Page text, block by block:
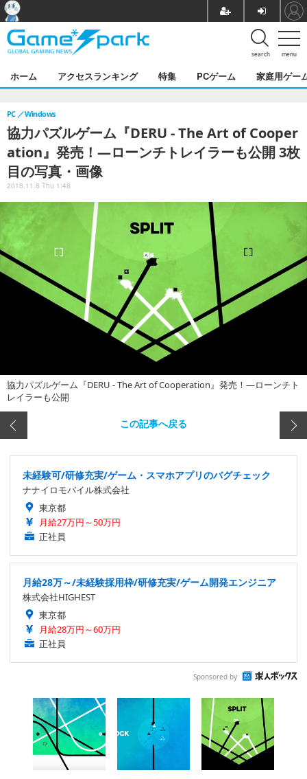
menu
search
ホーム アクセスランキング 特集 PCゲーム 家庭用ゲー
協力パズルゲーム『DERU - The Art of Cooper
ation』発売！―ローンチトレイラーも公開 3枚
目の写真・画像
PC Windows
2018.11.8 Thu 1:48
協力パズルゲーム『DERU - The Art of Cooperation』発売！―ローンチト
レイラーも公開
この記事へ戻る
未経験可/研修充実/ゲーム・スマホアプリのバグチェック
ナナイロモバイル株式会社
東京都
月給27万円～50万円
正社員
月給28万～/未経験採用枠/研修充実/ゲーム開発エンジニア
株式会社HIGHEST
東京都
月給28万円～60万円
正社員
Sponsored by